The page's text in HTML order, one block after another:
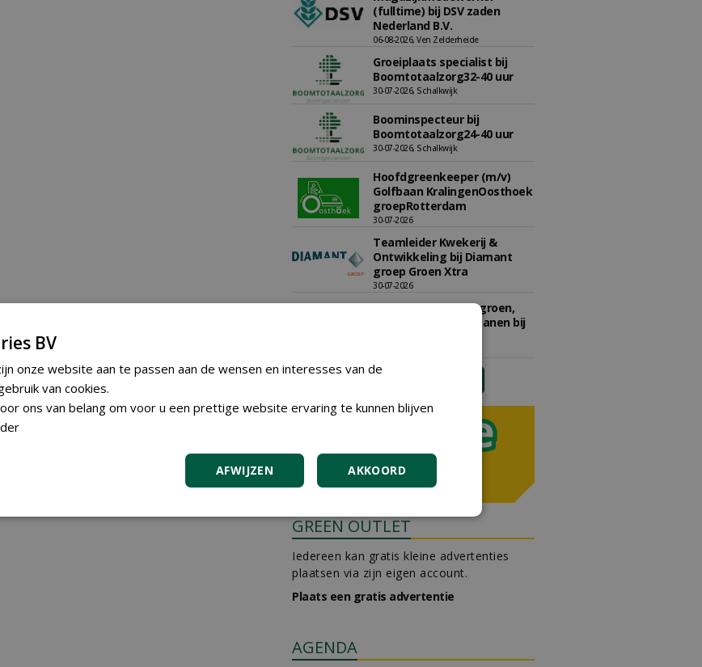
(fulltime) bij DSV zaden
Nederland B.V.
06-08-2026, Ven Zelderheide
Groeiplaats specialist bij
Boomtotaalzorg32-40 uur
30-07-2026, Schalkwijk
Boominspecteur bij
Boomtotaalzorg24-40 uur
30-07-2026, Schalkwijk
Hoofdgreenkeeper (m/v)
Golfbaan KralingenOosthoek
groepRotterdam
30-07-2026
Teamleider Kwekerij &
Ontwikkeling bij Diamant
groep Groen Xtra
30-07-2026
Adviseur openbaar groen,
sportvelden & golfbanen bij
GREEN OUTLET
Iedereen kan gratis kleine advertenties
plaatsen via zijn eigen account.
Plaats een gratis advertentie
AGENDA
BV
onze website aan te passen aan de wensen en interesses van de
van cookies.
ons van belang om voor u een prettige website ervaring te kunnen blijven
AKKOORD
AFWIJZEN